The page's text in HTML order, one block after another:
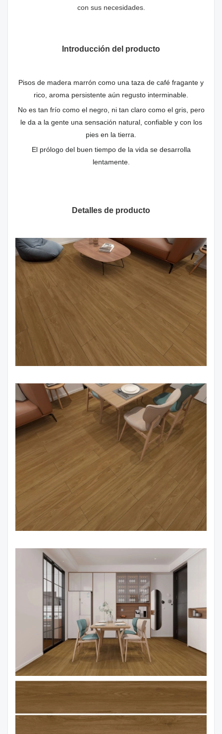
con sus necesidades.
Introducción del producto
Pisos de madera marrón como una taza de café fragante y
rico, aroma persistente aún regusto interminable.
No es tan frío como el negro, ni tan claro como el gris, pero
le da a la gente una sensación natural, confiable y con los
pies en la tierra.
El prólogo del buen tiempo de la vida se desarrolla
lentamente.
Detalles de producto